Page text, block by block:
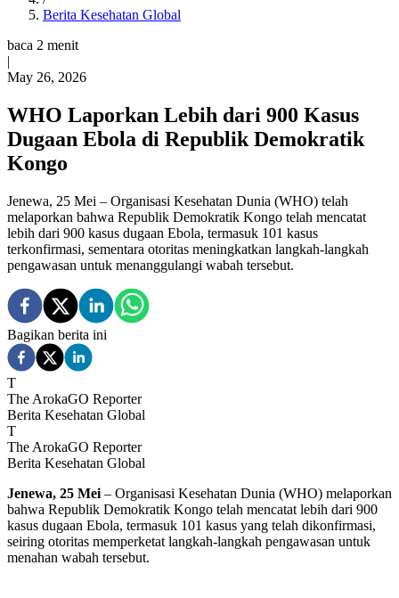
Berita Kesehatan Global
baca 2 menit
|
May 26, 2026
WHO Laporkan Lebih dari 900 Kasus
Dugaan Ebola di Republik Demokratik
Kongo
Jenewa, 25 Mei – Organisasi Kesehatan Dunia (WHO) telah
melaporkan bahwa Republik Demokratik Kongo telah mencatat
lebih dari 900 kasus dugaan Ebola, termasuk 101 kasus
terkonfirmasi, sementara otoritas meningkatkan langkah-langkah
pengawasan untuk menanggulangi wabah tersebut.
Bagikan berita ini
T
The ArokaGO Reporter
Berita Kesehatan Global
T
The ArokaGO Reporter
Berita Kesehatan Global
Jenewa, 25 Mei – Organisasi Kesehatan Dunia (WHO) melaporkan
bahwa Republik Demokratik Kongo telah mencatat lebih dari 900
kasus dugaan Ebola, termasuk 101 kasus yang telah dikonfirmasi,
seiring otoritas memperketat langkah-langkah pengawasan untuk
menahan wabah tersebut.